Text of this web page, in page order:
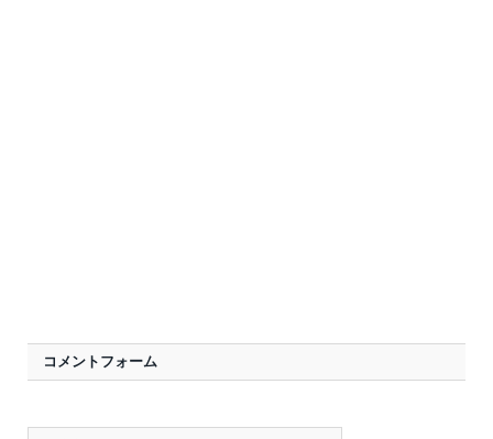
コメントフォーム